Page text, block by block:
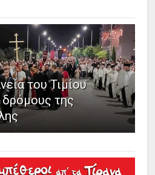
του Τιμίου
της